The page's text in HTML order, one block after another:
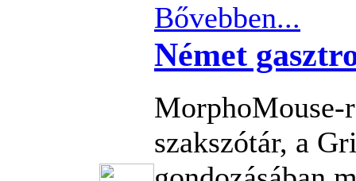
Bővebben...
Német
MorphoMouse-
szakszótár, a